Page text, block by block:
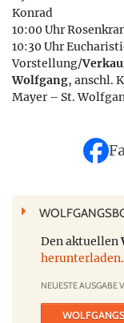
Konrad
10:00 Uhr
10:30 Uhr
Vorstellung/
Wolfgang, anschl.
Mayer – St.
Den aktuellen
herunterladen.
NEUESTE AUSGABE